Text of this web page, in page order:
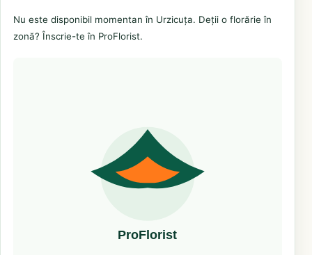
Nu este disponibil momentan în Urzicuța. Deții o florărie în
zonă? Înscrie-te în ProFlorist.